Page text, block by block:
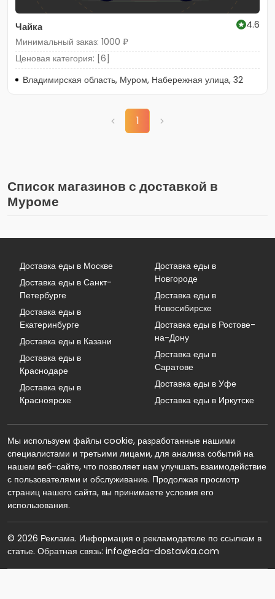
Чайка
4.6
Минимальный заказ: 1000 ₽
Ценовая категория: [6]
Владимирская область, Муром, Набережная улица, 32
1
Список магазинов с доставкой в
Муроме
Доставка еды в Москве
Доставка еды в Санкт-
Петербурге
Доставка еды в
Екатеринбурге
Доставка еды в Казани
Доставка еды в
Краснодаре
Доставка еды в
Красноярске
Доставка еды в
Новгороде
Доставка еды в
Новосибирске
Доставка еды в Ростове-
на-Дону
Доставка еды в
Саратове
Доставка еды в Уфе
Доставка еды в Иркутске
Мы используем файлы cookie, разработанные нашими
специалистами и третьими лицами, для анализа событий на
нашем веб-сайте, что позволяет нам улучшать взаимодействие
с пользователями и обслуживание. Продолжая просмотр
страниц нашего сайта, вы принимаете условия его
использования.
© 2026 Реклама. Информация о рекламодателе по ссылкам в
статье. Обратная связь: info@eda-dostavka.com